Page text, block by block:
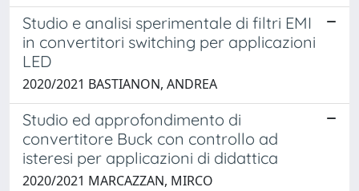
Studio e analisi sperimentale di filtri EMI
in convertitori switching per applicazioni
LED
2020/2021 BASTIANON, ANDREA
Studio ed approfondimento di
convertitore Buck con controllo ad
isteresi per applicazioni di didattica
2020/2021 MARCAZZAN, MIRCO